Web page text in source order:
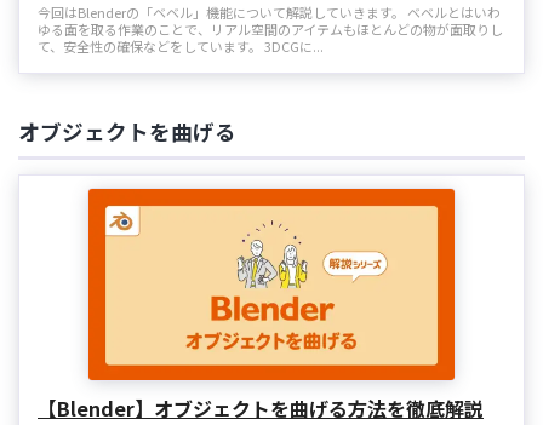
今回はBlenderの「ベベル」機能について解説していきます。 ベベルとはいわ
ゆる面を取る作業のことで、リアル空間のアイテムもほとんどの物が面取りし
て、安全性の確保などをしています。 3DCGに...
オブジェクトを曲げる
【Blender】オブジェクトを曲げる方法を徹底解説